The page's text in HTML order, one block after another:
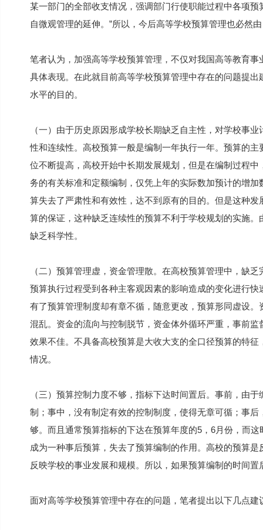
某一部门的全部收支情况，强调部门行使职能过程中各项
自微观管理的延伸。”所以，今后高等学校预算管理也必然
笔者认为，加强高等学校预算管理，不仅对我国高等教育
具体表现。在此就目前高等学校预算管理中存在的问题提
水平的目的。
（一）由于历史原因形成学校长期缺乏自主性，对学校事
性和连续性。高校预算一般是编制一年执行一年。预算的
位不断提高，高校开始中长期发展规划，但是在编制过程
务的有关标准和定额编制，仅凭上年的实际数加预计的增
算失去了严肃性和有效性，达不到原有的目的。但是这种
算的保证，这种缺乏连续性的预算不利于学校规划的实施
缺乏科学性。
（二）预算管理虚，资金管理散。在高校预算管理中，缺
预算执行过程受到各种主客观因素的影响造成的变化进行
有了预算管理制度却有章不循，随意更改，预算形同虚设
混乱。资金的流向与控制脱节，资金体外循环严重，事前
效果不佳。不具备高校预算是大收大支的全口径预算的特
情况。
（三）预算控制力度不够，指标下达时间置后。事前，由
制；事中，没有制定有效的控制制度，使得无章可循；事
够。而且通常预算指标的下达在预算年度的5，6月份，而
成为一种事后预算，失去了预算编制的作用。高校的预算
反映学校的事业发展和规模。所以，如果预算编制的时间
面对高等学校预算管理中存在的问题，笔者提出以下几点建